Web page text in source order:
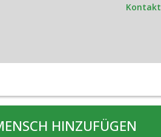
Kontakt
HINZUFÜGEN